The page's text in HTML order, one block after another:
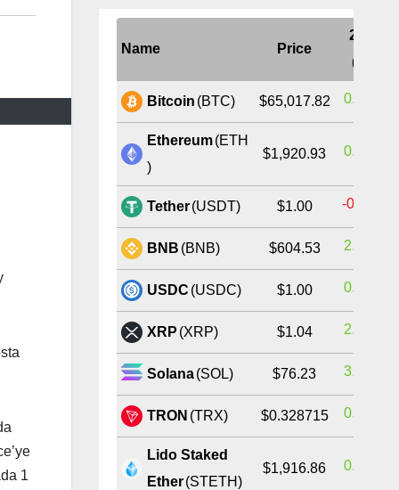
1
Name Price
24H
(%)
Bitcoin (BTC) $65,017.82 0.34%
Ethereum (ETH
)
$1,920.93 0.48%
Tether (USDT) $1.00 -0.01%
BNB (BNB) $604.53 2.17%
USDC (USDC) $1.00 0.00%
XRP (XRP) $1.04 2.68%
Solana (SOL) $76.23 3.81%
TRON (TRX) $0.328715 0.42%
Lido Staked
Ether (STETH)
$1,916.86 0.41%